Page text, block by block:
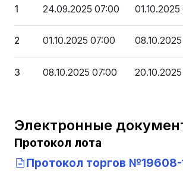
1 24.09.2025 07:00
2 01.10.2025 07:00
3 08.10.2025 07:00
Электронные
Протокол лота
Протокол торгов №19608-